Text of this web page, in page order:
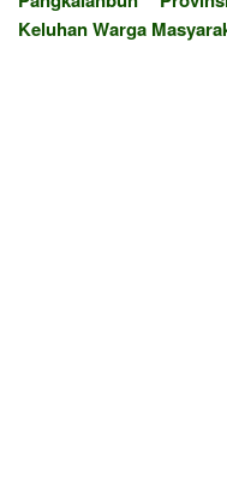
Keluhan Warga